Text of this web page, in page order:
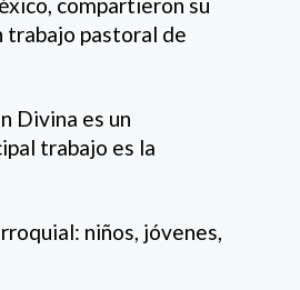
trabajo pastoral de
Divina es un
trabajo es la
niños, jóvenes,